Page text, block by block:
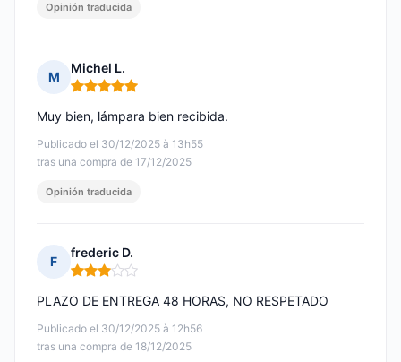
Opinión traducida
M
Michel L.
Nota: 5 de 5
Publicado el 30/12/2025 à 13h55
tras una compra de 17/12/2025
Muy bien, lámpara bien recibida.
Opinión traducida
F
frederic D.
Nota: 3 de 5
Publicado el 30/12/2025 à 12h56
tras una compra de 18/12/2025
PLAZO DE ENTREGA 48 HORAS, NO RESPETADO